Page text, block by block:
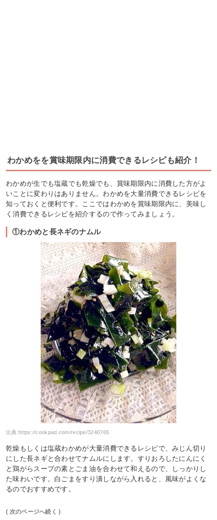
わかめをを賞味期限内に消費できるレシピも紹介！
わかめが生でも塩蔵でも乾燥でも、賞味期限内に消費した方がよ
いことに変わりはありません。わかめを大量消費できるレシピを
知っておくと便利です。ここではわかめを賞味期限内に、美味し
く消費できるレシピを紹介するので作ってみましょう。
①わかめと長ネギのナムル
出典: https://cookpad.com/recipe/3240765
乾燥もしくは塩蔵わかめが大量消費できるレシピで、みじん切り
にした長ネギと合わせてナムルにします。すりおろしたにんにく
と鶏がらスープの素とごま油を合わせて和えるので、しっかりし
た味わいです。白ごまをすり潰しながら入れると、風味がよくな
るのでおすすめです。
( 次のページへ続く )